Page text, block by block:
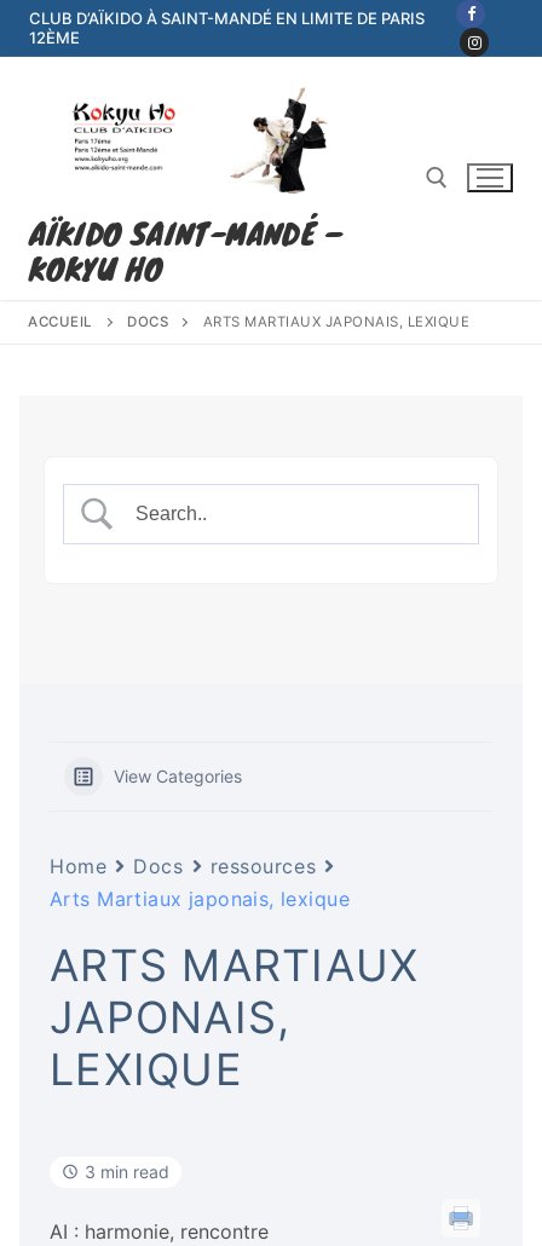
AllerCLUB D’AÏKIDO À SAINT-MANDÉ EN LIMITE DE PARIS
12ÈME
AÏKIDO SAINT-MANDÉ –
KOKYU HO
ACCUEIL DOCS ARTS MARTIAUX JAPONAIS, LEXIQUE
View Categories
Home Docs
ressources
Arts Martiaux japonais, lexique
ARTS MARTIAUX
JAPONAIS,
LEXIQUE
3 min read
AI : harmonie, rencontre